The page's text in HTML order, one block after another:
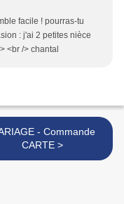
facile ! pourras-tu
: j'ai 2 petites nièce
<br /> chantal
- Commande
CARTE >